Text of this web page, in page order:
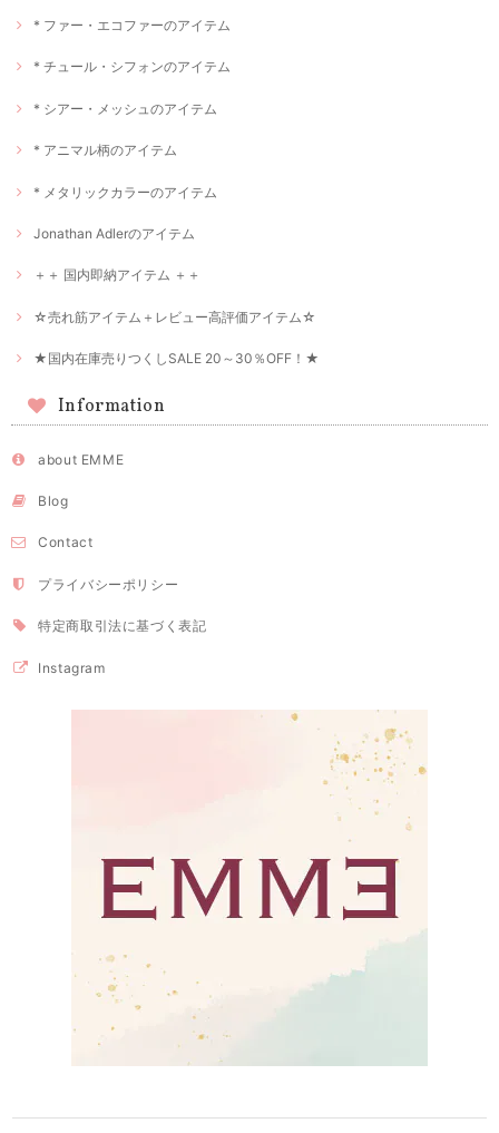
* ファー・エコファーのアイテム
* チュール・シフォンのアイテム
* シアー・メッシュのアイテム
* アニマル柄のアイテム
* メタリックカラーのアイテム
Jonathan Adlerのアイテム
＋＋ 国内即納アイテム ＋＋
☆売れ筋アイテム＋レビュー高評価アイテム☆
★国内在庫売りつくしSALE 20～30％OFF！★
Information
about EMME
Blog
Contact
プライバシーポリシー
特定商取引法に基づく表記
Instagram